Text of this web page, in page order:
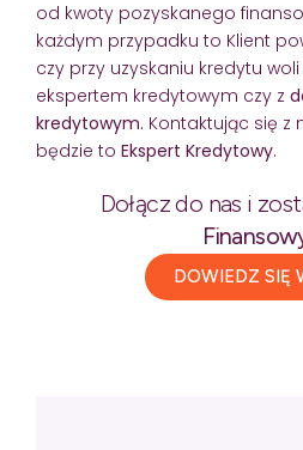
od kwoty pozyskanego
każdym przypadku to Klient
czy przy uzyskaniu kredytu
ekspertem kredytowym czy z
kredytowym. Kontaktując się z
będzie to Ekspert Kredytowy.
Dołącz do nas i
DOWIEDZ SIĘ